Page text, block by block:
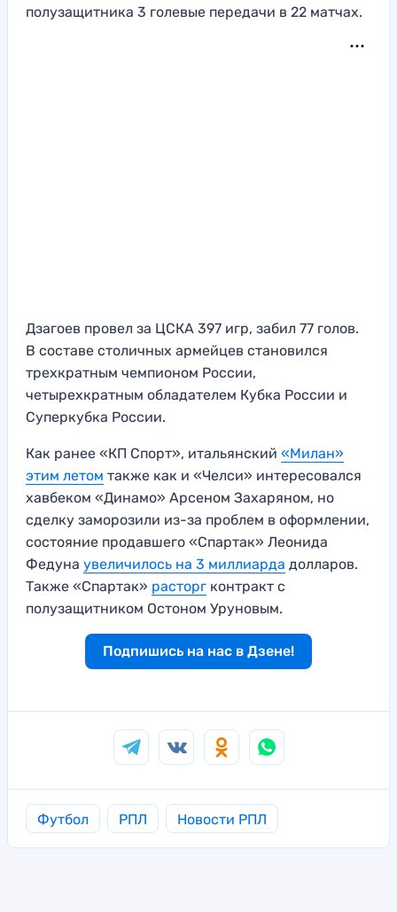
полузащитника 3 голевые передачи в 22 матчах.
Дзагоев провел за ЦСКА 397 игр, забил 77 голов.
В составе столичных армейцев становился
трехкратным чемпионом России,
четырехкратным обладателем Кубка России и
Суперкубка России.
Как ранее «КП Спорт», итальянский «Милан»
этим летом также как и «Челси» интересовался
хавбеком «Динамо» Арсеном Захаряном, но
сделку заморозили из-за проблем в оформлении,
состояние продавшего «Спартак» Леонида
Федуна увеличилось на 3 миллиарда долларов.
Также «Спартак» расторг контракт с
полузащитником Остоном Уруновым.
Подпишись на нас в Дзене!
Футбол РПЛ Новости РПЛ